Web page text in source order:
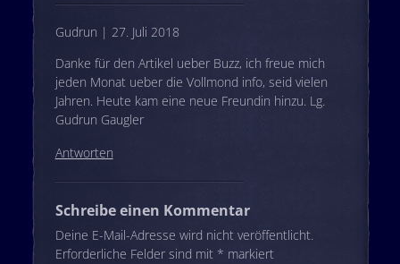
Gudrun | 27. Juli 2018
Danke für den Artikel ueber Buzz, ich freue mich
jeden Monat ueber die Vollmond info, seid vielen
Jahren. Heute kam eine neue Freundin hinzu. Lg.
Gudrun Gaugler
Antworten
Schreibe einen Kommentar
Deine E-Mail-Adresse wird nicht veröffentlicht.
Erforderliche Felder sind mit * markiert